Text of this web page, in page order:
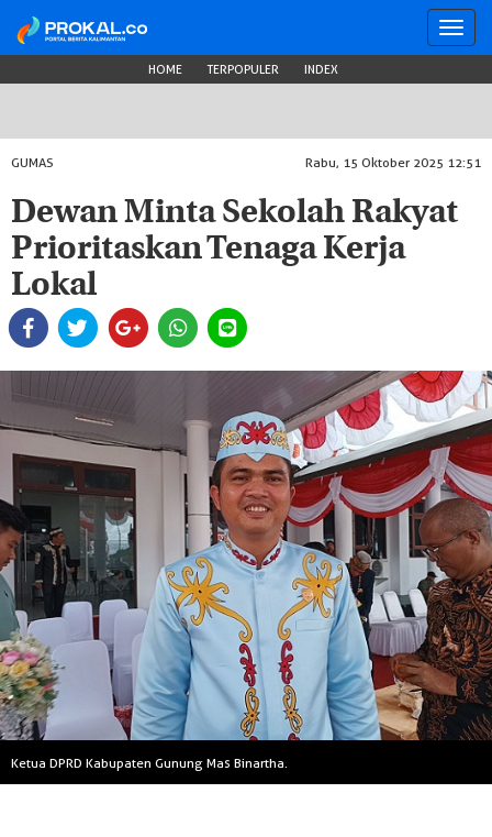
HOME TERPOPULER INDEX
GUMAS Rabu, 15 Oktober 2025 12:51
Dewan Minta Sekolah Rakyat
Prioritaskan Tenaga Kerja
Lokal
Ketua DPRD Kabupaten Gunung Mas Binartha.